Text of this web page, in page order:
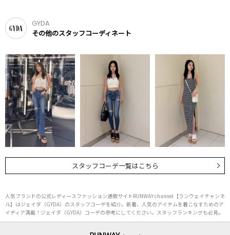
GYDA
その他のスタッフコーディネート
スタッフコーデ一覧はこちら
人気ブランドの公式レディースファッション通販サイトRUNWAY channel【ランウェイチャンネ
ル】はジェイダ（GYDA）のスタッフコーデを紹介。新着、人気のアイテムを着こなすためのア
イディア満載！ジェイダ（GYDA）コーデの参考にしてください。スタッフランキングも必見。